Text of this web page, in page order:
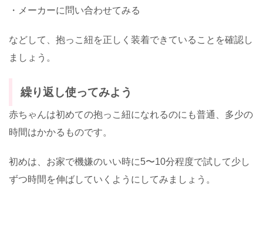
・メーカーに問い合わせてみる
などして、抱っこ紐を正しく装着できていることを確認し
ましょう。
繰り返し使ってみよう
赤ちゃんは初めての抱っこ紐になれるのにも普通、多少の
時間はかかるものです。
初めは、お家で機嫌のいい時に5〜10分程度で試して少し
ずつ時間を伸ばしていくようにしてみましょう。